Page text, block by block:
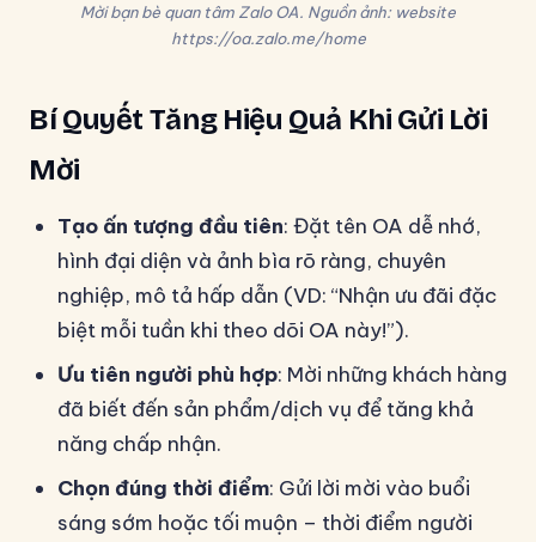
Mời bạn bè quan tâm Zalo OA. Nguồn ảnh: website
https://oa.zalo.me/home
Bí Quyết Tăng Hiệu Quả Khi Gửi Lời
Mời
Tạo ấn tượng đầu tiên: Đặt tên OA dễ nhớ,
hình đại diện và ảnh bìa rõ ràng, chuyên
nghiệp, mô tả hấp dẫn (VD: “Nhận ưu đãi đặc
biệt mỗi tuần khi theo dõi OA này!”).
Ưu tiên người phù hợp: Mời những khách hàng
đã biết đến sản phẩm/dịch vụ để tăng khả
năng chấp nhận.
Chọn đúng thời điểm: Gửi lời mời vào buổi
sáng sớm hoặc tối muộn – thời điểm người